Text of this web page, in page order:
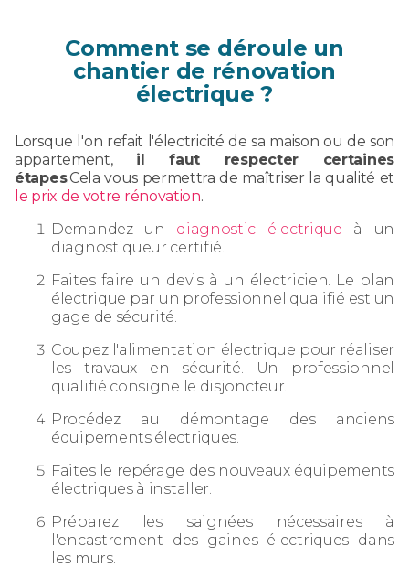
Comment se déroule un
chantier de rénovation
électrique ?
Lorsque l'on refait l'électricité de sa maison ou de son
appartement, il faut respecter certaines
étapes.Cela vous permettra de maîtriser la qualité et
le prix de votre rénovation.
Demandez un diagnostic électrique à un
diagnostiqueur certifié.
Faites faire un devis à un électricien. Le plan
électrique par un professionnel qualifié est un
gage de sécurité.
Coupez l'alimentation électrique pour réaliser
les travaux en sécurité. Un professionnel
qualifié consigne le disjoncteur.
Procédez au démontage des anciens
équipements électriques.
Faites le repérage des nouveaux équipements
électriques à installer.
Préparez les saignées nécessaires à
l'encastrement des gaines électriques dans
les murs.